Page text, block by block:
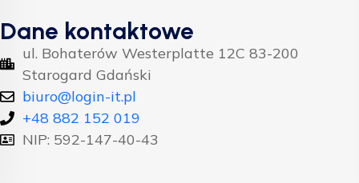
Dane kontaktowe
ul. Bohaterów Westerplatte 12C 83-200
Starogard Gdański
biuro@login-it.pl
+48 882 152 019
NIP: 592-147-40-43